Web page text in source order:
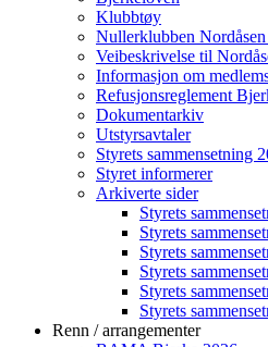
Klubbtøy
Nullerklubben
Veibeskrivelse til
Informasjon om
Refusjonsreglement
Dokumentarkiv
Utstyrsavtaler
Styrets sammensetning
Styret informerer
Arkiverte sider
Styrets
Styrets
Styrets
Styrets
Styrets
Styrets
Renn / arrangementer